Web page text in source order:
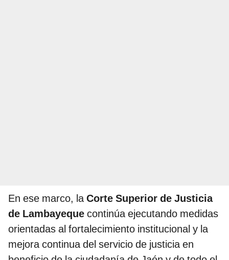
En ese marco, laCorte Superior de Justicia
de Lambayeque continúa ejecutando medidas
orientadas al fortalecimiento institucional y la
mejora continua del servicio de justicia en